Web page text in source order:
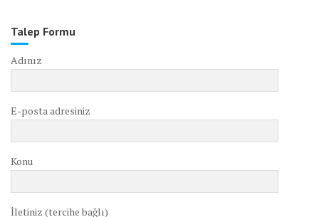
Talep Formu
Adınız
E-posta adresiniz
Konu
İletiniz (tercihe bağlı)